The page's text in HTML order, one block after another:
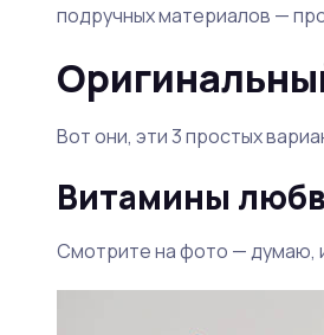
подручных материалов —
Вот они, эти 3 простых
Витамины
Смотрите на фото — думаю,